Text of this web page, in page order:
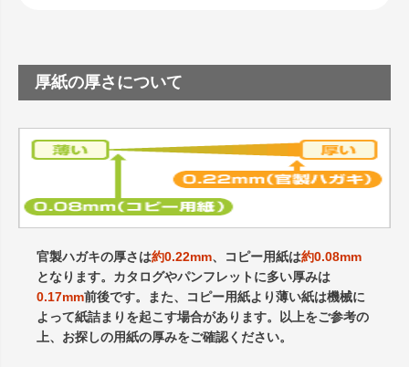
厚紙の厚さについて
官製ハガキの厚さは約0.22mm、コピー用紙は約0.08mm
となります。カタログやパンフレットに多い厚みは
0.17mm前後です。また、コピー用紙より薄い紙は機械に
よって紙詰まりを起こす場合があります。以上をご参考の
上、お探しの用紙の厚みをご確認ください。